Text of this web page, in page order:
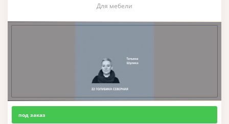
Для мебели
под заказ